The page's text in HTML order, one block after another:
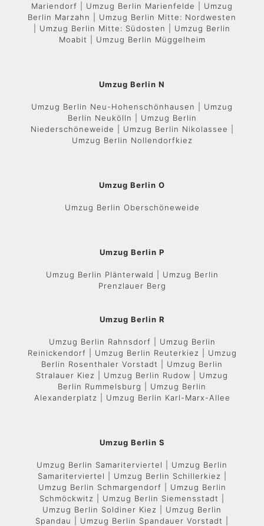
Mariendorf | Umzug Berlin Marienfelde | Umzug
Berlin Marzahn | Umzug Berlin Mitte: Nordwesten
| Umzug Berlin Mitte: Südosten | Umzug Berlin
Moabit | Umzug Berlin Müggelheim
Umzug Berlin N
Umzug Berlin Neu-Hohenschönhausen | Umzug
Berlin Neukölln | Umzug Berlin
Niederschöneweide | Umzug Berlin Nikolassee |
Umzug Berlin Nollendorfkiez
Umzug Berlin O
Umzug Berlin Oberschöneweide
Umzug Berlin P
Umzug Berlin Plänterwald | Umzug Berlin
Prenzlauer Berg
Umzug Berlin R
Umzug Berlin Rahnsdorf | Umzug Berlin
Reinickendorf | Umzug Berlin Reuterkiez | Umzug
Berlin Rosenthaler Vorstadt | Umzug Berlin
Stralauer Kiez | Umzug Berlin Rudow | Umzug
Berlin Rummelsburg | Umzug Berlin
Alexanderplatz | Umzug Berlin Karl-Marx-Allee
Umzug Berlin S
Umzug Berlin Samariterviertel | Umzug Berlin
Samariterviertel | Umzug Berlin Schillerkiez |
Umzug Berlin Schmargendorf | Umzug Berlin
Schmöckwitz | Umzug Berlin Siemensstadt |
Umzug Berlin Soldiner Kiez | Umzug Berlin
Spandau | Umzug Berlin Spandauer Vorstadt |